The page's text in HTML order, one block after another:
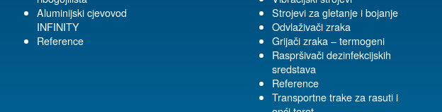
Aluminijski cjevovod
INFINITY
Reference
Strojevi za gletanje i bojanje
Odvlaživači zraka
Grijači zraka – termogeni
Raspršivači dezinfekcijskih
sredstava
Reference
Transportne trake za rasuti i